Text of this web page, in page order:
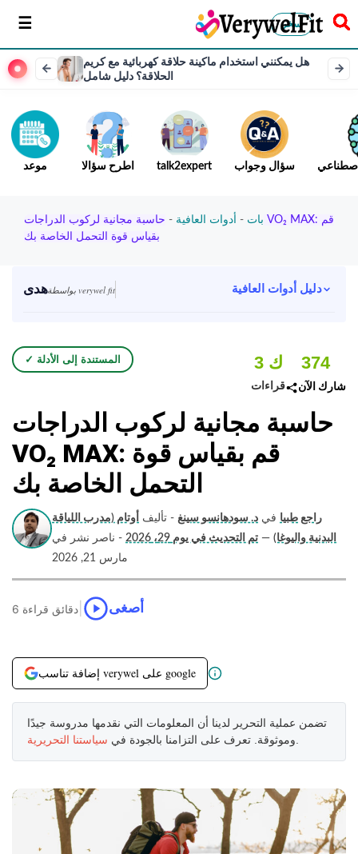
سخر
هل يمكنني استخدام ماكينة حلاقة كهربائية مع كريم
الحلاقة؟ دليل شامل
موعد اطرح سؤالا talk2expert سؤال وجواب
بات - أدوات العافية - حاسبة مجانية لركوب الدراجات VO₂ MAX: قم
بقياس قوة التحمل الخاصة بك
هدى بواسطة verywel fit دليل أدوات العافية
✓ المستندة إلى الأدلة 3 ك
قراءات
374
شارك الآن
حاسبة مجانية لركوب الدراجات
VO₂ MAX: قم بقياس قوة
التحمل الخاصة بك
راجع طبيا في د. سودهانسو سينغ - تأليف
أوتام (مدرب اللياقة
البدنية واليوغا) — تم التحديث في يوم 29، 2026
- ناصر نشر في
مارس 21, 2026
6 دقائق قراءة أصغى
إضافة تناسب verywel على google
تضمن عملية التحرير لدينا أن المعلومات التي نقدمها مدروسة جيدًا
وموثوقة. تعرف على التزامنا بالجودة في سياستنا التحريرية